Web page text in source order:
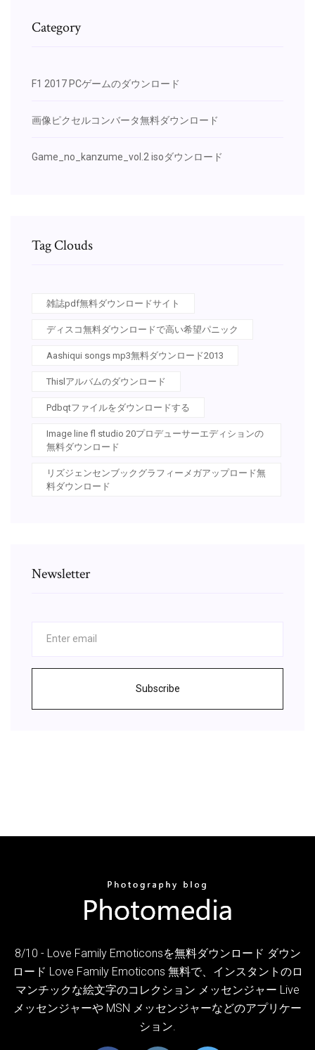
Category
F1 2017 PCゲームのダウンロード
画像ピクセルコンバータ無料ダウンロード
Game_no_kanzume_vol.2 isoダウンロード
Tag Clouds
雑誌pdf無料ダウンロードサイト
ディスコ無料ダウンロードで高い希望パニック
Aashiqui songs mp3無料ダウンロード2013
Thislアルバムのダウンロード
Pdbqtファイルをダウンロードする
Image line fl studio 20プロデューサーエディションの
無料ダウンロード
リズジェンセンブックグラフィーメガアップロード無
料ダウンロード
Newsletter
Subscribe
8/10 - Love Family Emoticonsを無料ダウンロード ダウン
ロード Love Family Emoticons 無料で、インスタントのロ
マンチックな絵文字のコレクション メッセンジャー Live
メッセンジャーや MSN メッセンジャーなどのアプリケー
ション.